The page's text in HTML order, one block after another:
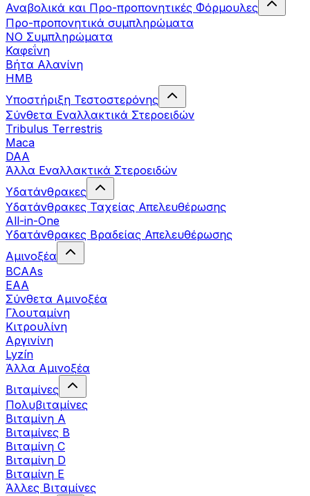
Αναβολικά και Προ-προπονητικές Φόρμουλες
Προ-προπονητικά συμπληρώματα
ΝΟ Συμπληρώματα
Καφεΐνη
Βήτα Αλανίνη
HMB
Υποστήριξη Τεστοστερόνης
Σύνθετα Εναλλακτικά Στεροειδών
Tribulus Terrestris
Maca
DAA
Άλλα Εναλλακτικά Στεροειδών
Υδατάνθρακες
Υδατάνθρακες Ταχείας Απελευθέρωσης
All-in-One
Υδατάνθρακες Βραδείας Απελευθέρωσης
Αμινοξέα
BCAAs
EAA
Σύνθετα Αμινοξέα
Γλουταμίνη
Κιτρουλίνη
Αργινίνη
Lyzín
Άλλα Αμινοξέα
Βιταμίνες
Πολυβιταμίνες
Βιταμίνη Α
Βιταμίνες Β
Βιταμίνη C
Βιταμίνη D
Βιταμίνη Ε
Άλλες Βιταμίνες